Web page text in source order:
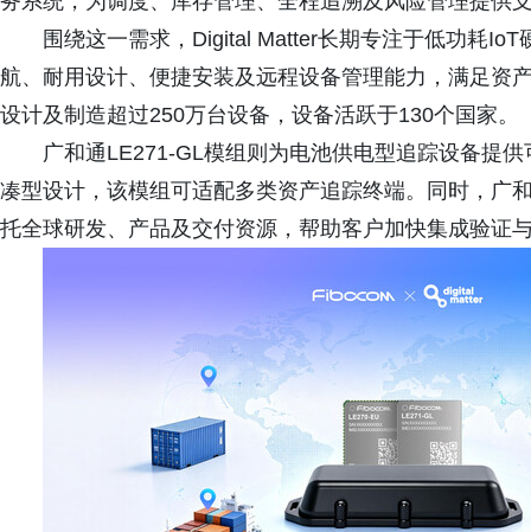
围绕这一需求，Digital Matter长期专注于低功耗
航、耐用设计、便捷安装及远程设备管理能力，满足资
设计及制造超过250万台设备，设备活跃于130个国家。
广和通LE271-GL模组则为电池供电型追踪设备提
凑型设计，该模组可适配多类资产追踪终端。同时，广
托全球研发、产品及交付资源，帮助客户加快集成验证